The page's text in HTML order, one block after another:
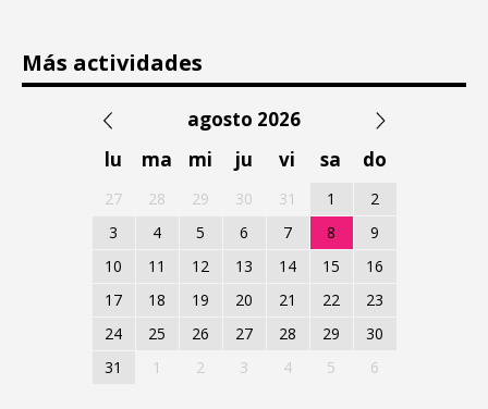
Más actividades
agosto 2026
lu
ma mi ju vi sa do
27 28 29 30 31 1
2
3
4 5 6 7 8
9
10
11 12 13 14 15
16
17
18 19 20 21 22
23
24
25 26 27 28 29
30
31
1 2 3 4 5 6